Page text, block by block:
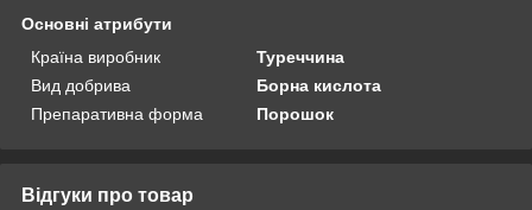
Основні атрибути
Країна виробник
Туреччина
Вид добрива
Борна кислота
Препаративна форма
Порошок
Відгуки про товар